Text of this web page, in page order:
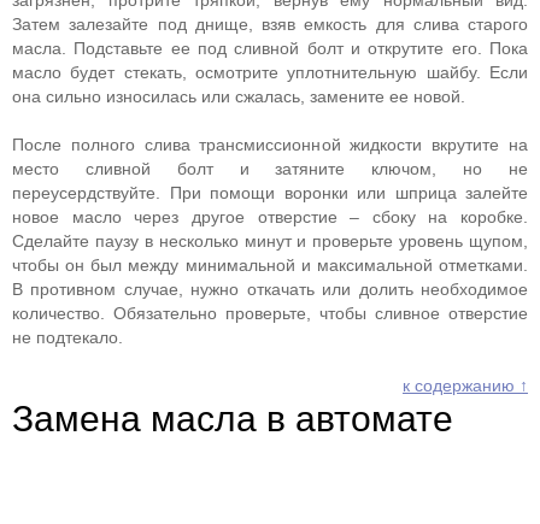
Затем залезайте под днище, взяв емкость для слива старого
масла. Подставьте ее под сливной болт и открутите его. Пока
масло будет стекать, осмотрите уплотнительную шайбу. Если
она сильно износилась или сжалась, замените ее новой.
После полного слива трансмиссионной жидкости вкрутите на
место сливной болт и затяните ключом, но не
переусердствуйте. При помощи воронки или шприца залейте
новое масло через другое отверстие – сбоку на коробке.
Сделайте паузу в несколько минут и проверьте уровень щупом,
чтобы он был между минимальной и максимальной отметками.
В противном случае, нужно откачать или долить необходимое
количество. Обязательно проверьте, чтобы сливное отверстие
не подтекало.
к содержанию ↑
Замена масла в автомате